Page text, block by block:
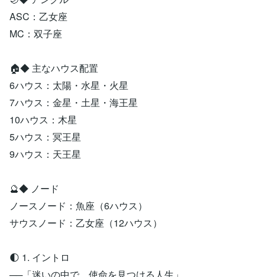
ASC：乙女座
MC：双子座
🏠◆ 主なハウス配置
6ハウス：太陽・水星・火星
7ハウス：金星・土星・海王星
10ハウス：木星
5ハウス：冥王星
9ハウス：天王星
🔮◆ ノード
ノースノード：魚座（6ハウス）
サウスノード：乙女座（12ハウス）
🌓 1. イントロ
──「迷いの中で、使命を見つける人生」